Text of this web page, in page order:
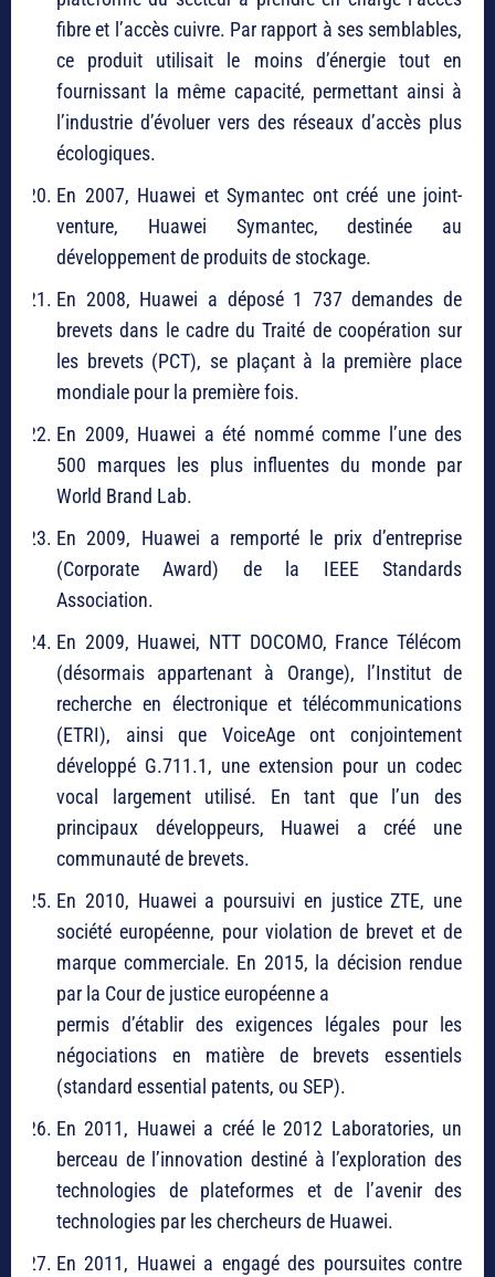
fibre et l’accès cuivre. Par rapport à ses semblables,
ce produit utilisait le moins d’énergie tout en
fournissant la même capacité, permettant ainsi à
l’industrie d’évoluer vers des réseaux d’accès plus
écologiques.
En 2007, Huawei et Symantec ont créé une joint-
venture, Huawei Symantec, destinée au
développement de produits de stockage.
En 2008, Huawei a déposé 1 737 demandes de
brevets dans le cadre du Traité de coopération sur
les brevets (PCT), se plaçant à la première place
mondiale pour la première fois.
En 2009, Huawei a été nommé comme l’une des
500 marques les plus influentes du monde par
World Brand Lab.
En 2009, Huawei a remporté le prix d’entreprise
(Corporate Award) de la IEEE Standards
Association.
En 2009, Huawei, NTT DOCOMO, France Télécom
(désormais appartenant à Orange), l’Institut de
recherche en électronique et télécommunications
(ETRI), ainsi que VoiceAge ont conjointement
développé G.711.1, une extension pour un codec
vocal largement utilisé. En tant que l’un des
principaux développeurs, Huawei a créé une
communauté de brevets.
En 2010, Huawei a poursuivi en justice ZTE, une
société européenne, pour violation de brevet et de
marque commerciale. En 2015, la décision rendue
par la Cour de justice européenne a
permis d’établir des exigences légales pour les
négociations en matière de brevets essentiels
(standard essential patents, ou SEP).
En 2011, Huawei a créé le 2012 Laboratories, un
berceau de l’innovation destiné à l’exploration des
technologies de plateformes et de l’avenir des
technologies par les chercheurs de Huawei.
En 2011, Huawei a engagé des poursuites contre